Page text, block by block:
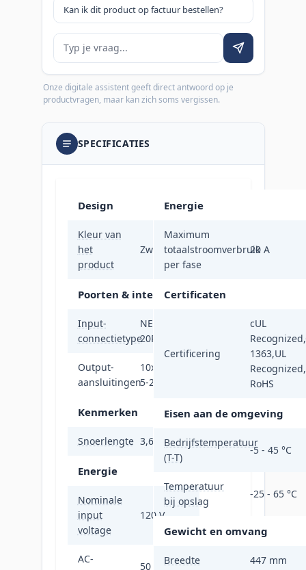
Kan ik dit product op factuur bestellen?
Je vraag
Onze digitale assistent geeft direct antwoord op je
productvragen, maar kan zich soms vergissen.
SPECIFICATIES
Design
Kleur van
het
product
Zwart
Poorten & interfaces
Input-
connectietype
NEMA 5-
20P
Output-
aansluitingen
10x NEMA
5-20R
Kenmerken
Snoerlengte 3,66 m
Energie
Nominale
input
voltage
120 V
AC-
50 - 60 Hz
Energie
Maximum
totaalstroomverbruik
per fase
20 A
Certificaten
Certificering
cUL
1363,UL
Recognized,
RoHS
Eisen aan de omgeving
Bedrijfstemperatuur
(T-T)
-5 - 45 °C
Temperatuur
bij opslag
-25 - 65 °C
Gewicht en omvang
Breedte 447 mm